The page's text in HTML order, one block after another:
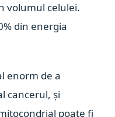
volumul celulei.
din energia
enorm de a
cancerul, și
poate fi